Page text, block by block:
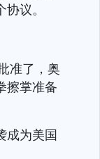
议。
准了，奥
擦掌准备
成为美国